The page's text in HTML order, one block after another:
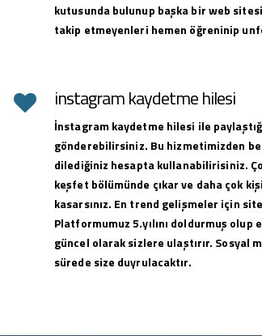
kutusunda bulunup başka bir web
takip etmeyenleri hemen öğreninip
instagram kaydetme hilesi
İnstagram kaydetme hilesi ile
gönderebilirsiniz. Bu hizmetimizden
dilediğiniz hesapta kullanabilirisiniz.
keşfet bölümünde çıkar ve daha çok
kasarsınız. En trend gelişmeler için
Platformumuz 5.yılını doldurmuş
güncel olarak sizlere ulaştırır. Sosyal
sürede size duyrulacaktır.